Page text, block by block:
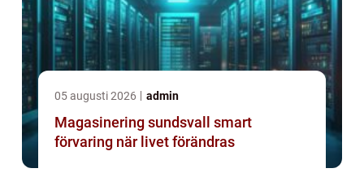
05 augusti 2026 admin
Magasinering sundsvall smart
förvaring när livet förändras